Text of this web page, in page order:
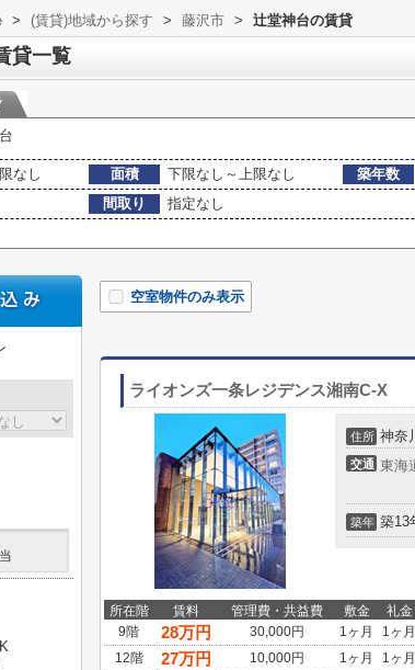
> (賃貸)地域から探す > 藤沢市 > 辻堂神台の賃貸
貸一覧
なし 面積 下限なし～上限なし 築年数
間取り
指定なし
空室物件のみ表示
ライオンズ一条レジデンス湘南C-X
住所 神奈
交通 東海
築年 築13
所在階 賃料 管理費・共益費 敷金 礼金
9階
28万円 30,000円 1ヶ月 1ヶ月
12階
27万円 10,000円 1ヶ月 1ヶ月